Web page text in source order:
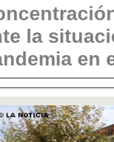
la
en